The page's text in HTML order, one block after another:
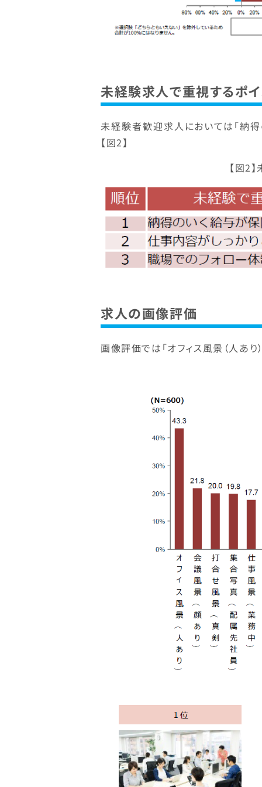
未経験求人で重視するポ
未経験者歓迎求人においては「納
【図2】
【図2
求人の画像評価
画像評価では「オフィス風景（人あ